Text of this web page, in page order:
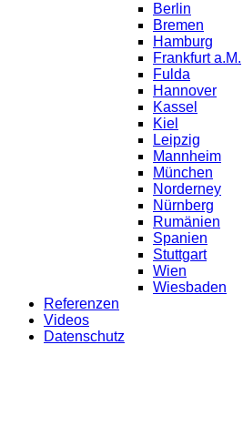
Berlin
Bremen
Hamburg
Frankfurt a.M.
Fulda
Hannover
Kassel
Kiel
Leipzig
Mannheim
München
Norderney
Nürnberg
Rumänien
Spanien
Stuttgart
Wien
Wiesbaden
Referenzen
Videos
Datenschutz